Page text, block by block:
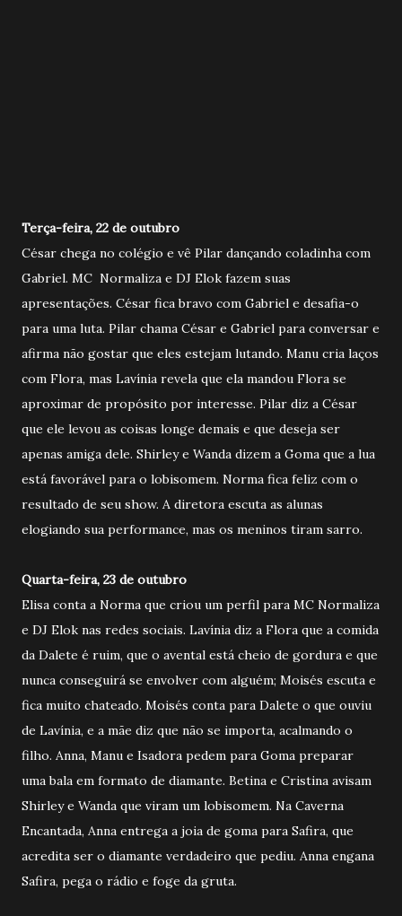
Terça-feira, 22 de outubro
César chega no colégio e vê Pilar dançando coladinha com
Gabriel. MC Normaliza e DJ Elok fazem suas
apresentações. César fica bravo com Gabriel e desafia-o
para uma luta. Pilar chama César e Gabriel para conversar e
afirma não gostar que eles estejam lutando. Manu cria laços
com Flora, mas Lavínia revela que ela mandou Flora se
aproximar de propósito por interesse. Pilar diz a César
que ele levou as coisas longe demais e que deseja ser
apenas amiga dele. Shirley e Wanda dizem a Goma que a lua
está favorável para o lobisomem. Norma fica feliz com o
resultado de seu show. A diretora escuta as alunas
elogiando sua performance, mas os meninos tiram sarro.
Quarta-feira, 23 de outubro
Elisa conta a Norma que criou um perfil para MC Normaliza
e DJ Elok nas redes sociais. Lavínia diz a Flora que a comida
da Dalete é ruim, que o avental está cheio de gordura e que
nunca conseguirá se envolver com alguém; Moisés escuta e
fica muito chateado. Moisés conta para Dalete o que ouviu
de Lavínia, e a mãe diz que não se importa, acalmando o
filho. Anna, Manu e Isadora pedem para Goma preparar
uma bala em formato de diamante. Betina e Cristina avisam
Shirley e Wanda que viram um lobisomem. Na Caverna
Encantada, Anna entrega a joia de goma para Safira, que
acredita ser o diamante verdadeiro que pediu. Anna engana
Safira, pega o rádio e foge da gruta.